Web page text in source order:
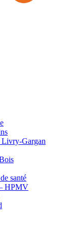
Livry-Gargan
santé
HPMV